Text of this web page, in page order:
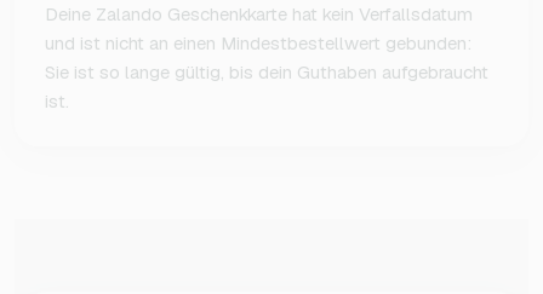
Deine Zalando Geschenkkarte hat kein Verfallsdatum
und ist nicht an einen Mindestbestellwert gebunden:
Sie ist so lange gültig, bis dein Guthaben aufgebraucht
ist.